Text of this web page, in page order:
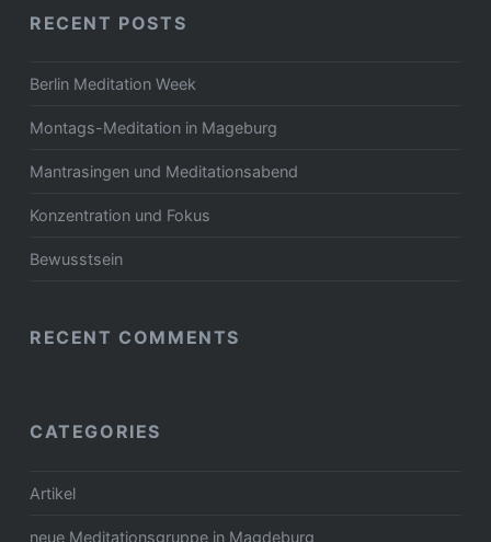
RECENT POSTS
Berlin Meditation Week
Montags-Meditation in Mageburg
Mantrasingen und Meditationsabend
Konzentration und Fokus
Bewusstsein
RECENT COMMENTS
CATEGORIES
Artikel
neue Meditationsgruppe in Magdeburg